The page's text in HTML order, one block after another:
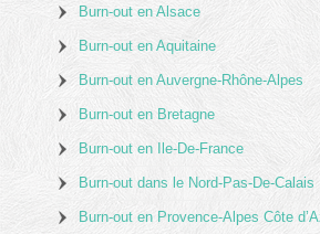
Burn-out en Alsace
Burn-out en Aquitaine
Burn-out en Auvergne-Rhône-Alpes
Burn-out en Bretagne
Burn-out en Ile-De-France
Burn-out dans le Nord-Pas-De-Calais
Burn-out en Provence-Alpes Côte